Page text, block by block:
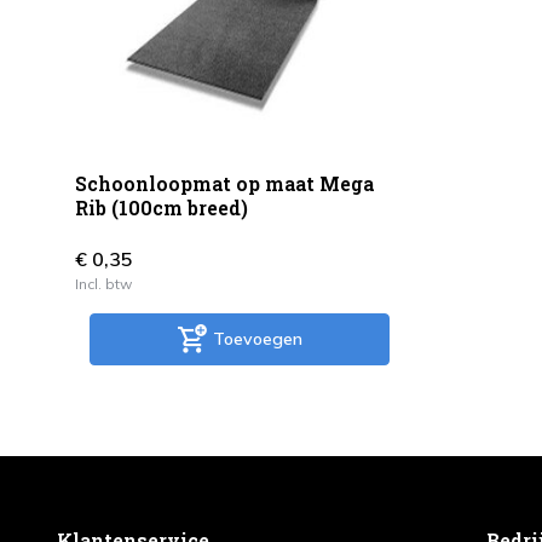
Schoonloopmat op maat Mega
Rib (100cm breed)
€ 0,35
Incl. btw
Toevoegen